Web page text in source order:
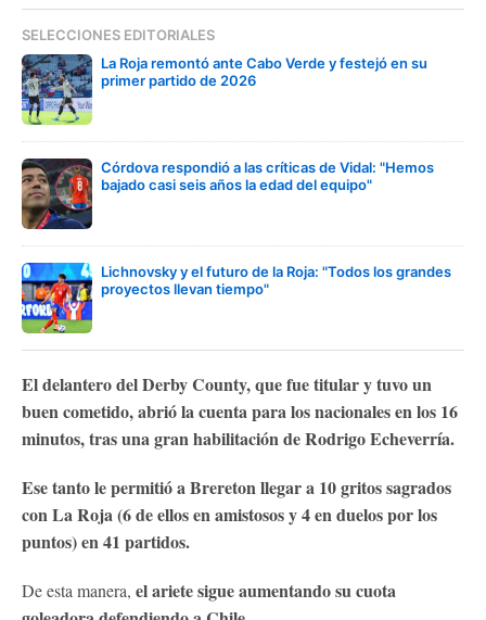
SELECCIONES EDITORIALES
La Roja remontó ante Cabo Verde y festejó en su
primer partido de 2026
Córdova respondió a las críticas de Vidal: "Hemos
bajado casi seis años la edad del equipo"
Lichnovsky y el futuro de la Roja: "Todos los grandes
proyectos llevan tiempo"
El delantero del Derby County, que fue titular y tuvo un
buen cometido, abrió la cuenta para los nacionales en los 16
minutos, tras una gran habilitación de Rodrigo Echeverría.
Ese tanto le permitió a Brereton llegar a 10 gritos sagrados
con La Roja (6 de ellos en amistosos y 4 en duelos por los
puntos) en 41 partidos.
De esta manera, el ariete sigue aumentando su cuota